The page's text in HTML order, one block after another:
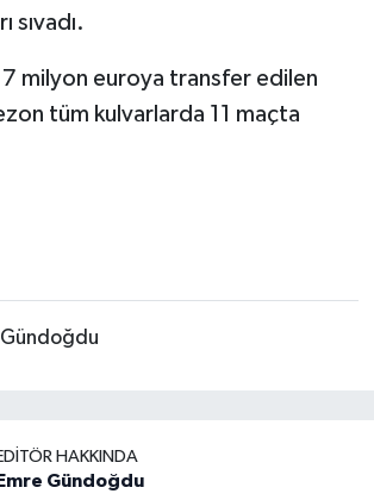
sıvadı.
milyon euroya transfer edilen
tüm kulvarlarda 11 maçta
Gündoğdu
HAKKINDA
Emre Gündoğdu